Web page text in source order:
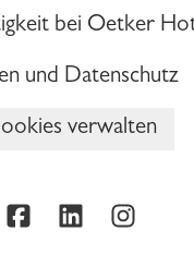
bei Oetker
und Datenschutz
verwalten